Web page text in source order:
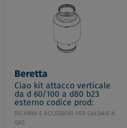
Beretta
Ciao kit attacco verticale
da d 60/100 a d80 b23
esterno codice prod:
20129769
RICAMBI E ACCESSORI PER CALDAIE A
GAS